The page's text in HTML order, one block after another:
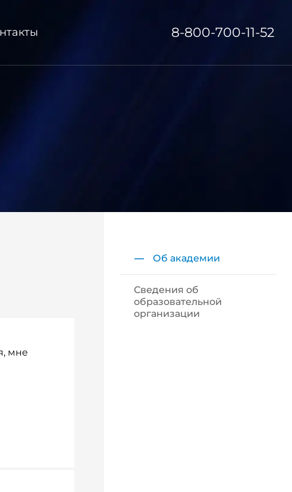
8-800-700-11-52
Об академии
Сведения об
образовательной
организации
мне